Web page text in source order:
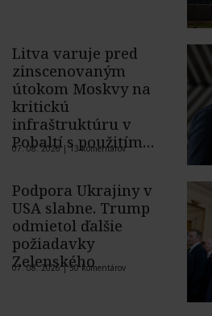
Litva varuje pred
zinscenovaným
útokom Moskvy na
kritickú
infraštruktúru v
Pobaltí s použitím
ukrajinského dronu
07. 08. 2026 |13 komentárov
Podpora Ukrajiny v
USA slabne. Trump
odmietol ďalšie
požiadavky
Zelenského
07. 08. 2026 |50 komentárov